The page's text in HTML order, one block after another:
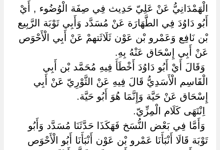
الْهَمْدَانِيُّ عَنْ عَلِيّ حَدِيث فِي صِفَة الْوُضُوء , أَيْ
أَبُو دَاوُدَ فِي الطَّهَارَة عَنْ مُسَدَّد وَأَبِي تَوْبَة الرَّبِيع
بْن نَافِع وَعَمْرو بْن عَوْن ثَلَاثَتهمْ عَنْ أَبِي الْأَحْوَص
عَنْ أَبِي إِسْحَاق عَنْهُ بِهِ.
‏ ‏وَقَالَ أَيْ أَبُو دَاوُدَ أَخْطَأَ فِيهِ مُحَمَّد بْن أَبِي
الْقَاسِم الْأَسَدِيُّ قَالَ فِيهِ عَنْ الثَّوْرِيّ عَنْ أَبِي
إِسْحَاق عَنْ حَيَّة وَإِنَّمَا هُوَ أَبُو حَيَّة.
‏ ‏اِنْتَهَى كَلَام الْمِزِّيّ.
‏ ‏وَأَمَّا فِي بَعْض النُّسَخ فَهَكَذَا حَدَّثَنَا مُسَدَّد وَأَبُو
تَوْبَة قَالَا أَنْبَأَنَا عَمْرو بْن عَوْن أَنْبَأَنَا أَبُو الْأَحْوَص